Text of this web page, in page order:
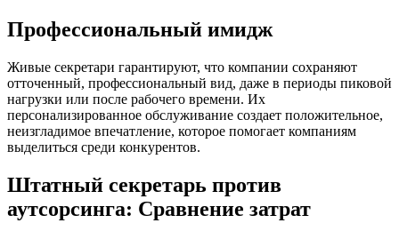
Профессиональный имидж
Живые секретари гарантируют, что компании сохраняют
отточенный, профессиональный вид, даже в периоды пиковой
нагрузки или после рабочего времени. Их
персонализированное обслуживание создает положительное,
неизгладимое впечатление, которое помогает компаниям
выделиться среди конкурентов.
Штатный секретарь против
аутсорсинга: Сравнение затрат